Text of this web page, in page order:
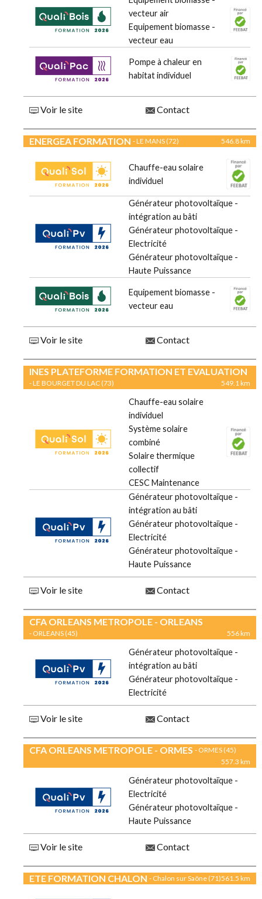
vecteur air
Equipement biomasse -
vecteur eau
Pompe à chaleur en
habitat individuel
Voir le site Contact
ENERGEA FORMATION - LE MANS (72) 546.8 km
Chauffe-eau solaire
individuel
Générateur photovoltaïque -
intégration au bâti
Générateur photovoltaïque -
Electricité
Générateur photovoltaïque -
Haute Puissance
Equipement biomasse -
vecteur eau
Voir le site Contact
INES PLATEFORME FORMATION ET EVALUATION
- LE BOURGET DU LAC (73) 549.1 km
Chauffe-eau solaire
individuel
Système solaire
combiné
Solaire thermique
collectif
CESC Maintenance
Générateur photovoltaïque -
intégration au bâti
Générateur photovoltaïque -
Electricité
Générateur photovoltaïque -
Haute Puissance
Voir le site Contact
CFA ORLEANS METROPOLE - ORLEANS
- ORLEANS (45) 556 km
Générateur photovoltaïque -
intégration au bâti
Générateur photovoltaïque -
Electricité
Voir le site Contact
CFA ORLEANS METROPOLE - ORMES - ORMES (45)
557.3 km
Générateur photovoltaïque -
Electricité
Générateur photovoltaïque -
Haute Puissance
Voir le site Contact
ETE FORMATION CHALON - Chalon sur Saône (71)561.5 km